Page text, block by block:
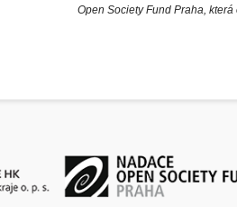
Open Society Fund Praha,